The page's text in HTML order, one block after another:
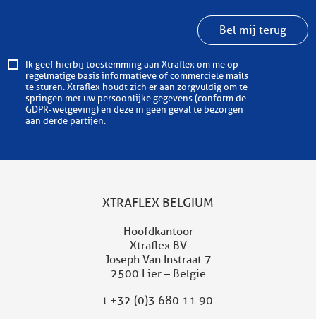
Bel mij terug
Ik geef hierbij toestemming aan Xtraflex om me op
regelmatige basis informatieve of commerciële mails
te sturen. Xtraflex houdt zich er aan zorgvuldig om te
springen met uw persoonlijke gegevens (conform de
GDPR-wetgeving) en deze in geen geval te bezorgen
aan derde partijen.
XTRAFLEX BELGIUM
Hoofdkantoor
Xtraflex BV
Joseph Van Instraat 7
2500 Lier – België
t +32 (0)3 680 11 90